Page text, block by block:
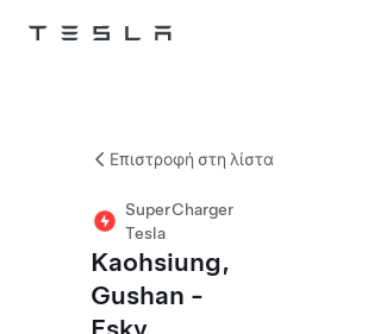
Tesla
Επιστροφή στη λίστα
SuperCharger
Tesla
Kaohsiung,
Gushan -